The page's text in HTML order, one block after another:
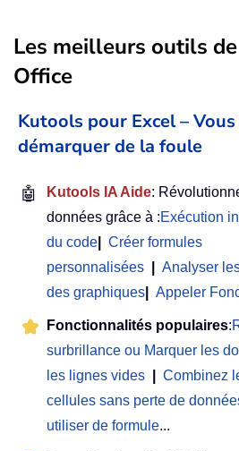
Les meilleurs outils
Office
Kutools pour Excel –
démarquer de la foule
🤖 Kutools IA Aide:
données grâce à :Exécution
du code
Créer formules
personnalisées
Analyser
des graphiques
Appeler
Fonctionnalités populaires:
surbrillance ou Marquer les
les lignes vides
Combinez
cellules sans perte de
utiliser de formule...